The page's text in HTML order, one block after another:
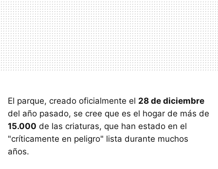
El parque, creado oficialmente el 28 de diciembre
del año pasado, se cree que es el hogar de más de
15.000 de las criaturas, que han estado en el
"críticamente en peligro" lista durante muchos
años.